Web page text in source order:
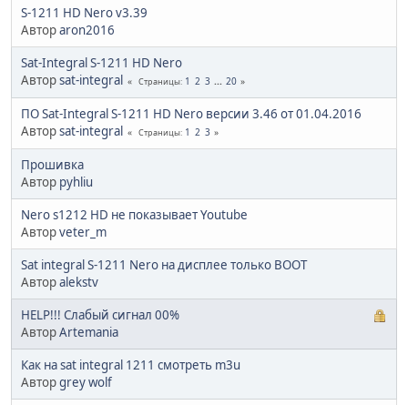
S-1211 HD Nero v3.39
Авторaron2016
Sat-Integral S-1211 HD Nero
Авторsat-integral Страницы 1 2 3 ... 20
ПО Sat-Integral S-1211 HD Nero версии 3.46 от 01.04.2016
Авторsat-integral Страницы 1 2 3
Прошивка
Автор pyhliu
Nero s1212 HD не показывает Youtube
Авторveter_m
Sat integral S-1211 Nero на дисплее только BOOT
Авторalekstv
HELP!!! Слабый сигнал 00%
АвторArtemania
Как на sat integral 1211 смотреть m3u
Авторgrey wolf